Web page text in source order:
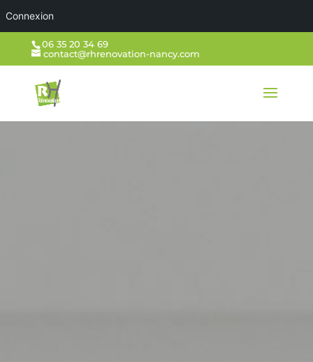
06 35 20 34 69
contact@rhrenovation-nancy.com
Connexion